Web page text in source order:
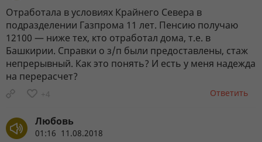
Отработала в условиях Крайнего Севера в
подразделении Газпрома 11 лет. Пенсию получаю
12100 — ниже тех, кто отработал дома, т.е. в
Башкирии. Справки о з/п были предоставлены, стаж
непрерывный. Как это понять? И есть у меня надежда
на перерасчет?
+4 Ответить
Любовь
01:16 11.08.2018